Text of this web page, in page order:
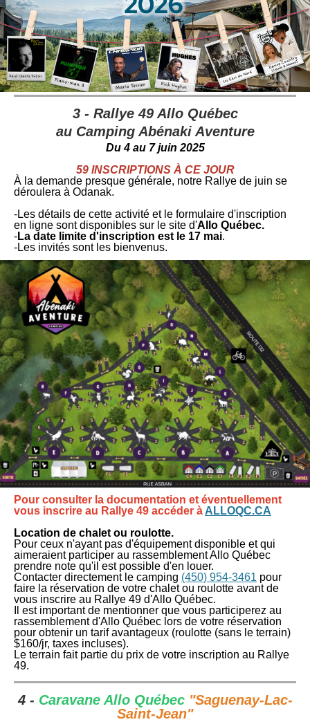
3 - Rallye 49 Allo Québec
au Camping Abénaki Aventure
Du 4 au 7 juin 2025
59 INSCRIPTIONS À CE JOUR
À la demande presque générale, notre Rallye de juin se
déroulera à Odanak.
-Les détails de cette activité et le formulaire d'inscription
en ligne sont disponibles sur le site d'Allo Québec.
-La date limite d'inscription est le 17 mai.
-Les invités sont les bienvenus.
Pour consulter la documentation et éventuellement
vous inscrire au Rallye 49 accéder à ALLOQC.CA
Location de chalet ou roulotte.
Pour ceux n'ayant pas d'équipement disponible et qui
aimeraient participer au rassemblement Allo Québec
prendre note qu'il est possible d'en louer.
Contacter directement le camping (450) 954-3461 pour
faire la réservation de votre chalet ou roulotte avant de
vous inscrire au Rallye 49 d'Allo Québec.
Il est important de mentionner que vous participerez au
rassemblement d'Allo Québec lors de votre réservation
pour obtenir un tarif avantageux (roulotte (sans le terrain)
$160/jr, taxes incluses).
Le terrain fait partie du prix de votre inscription au Rallye
49.
4 - Caravane Allo Québec"Saguenay-Lac-
Saint-Jean"